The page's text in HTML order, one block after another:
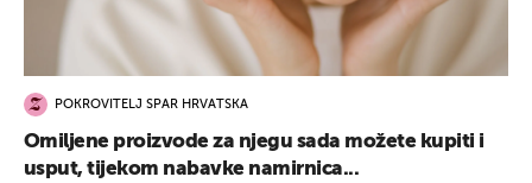
POKROVITELJ SPAR HRVATSKA
Omiljene proizvode za njegu sada možete kupiti i
usput, tijekom nabavke namirnica...